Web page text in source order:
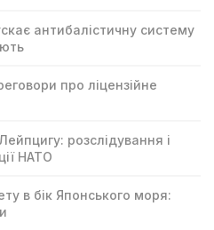
антибалістичну систему
про ліцензійне
розслідування і
НАТО
в бік Японського моря: